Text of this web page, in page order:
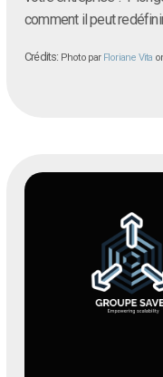
comment il peut
Crédits: Photo par Floriane Vita